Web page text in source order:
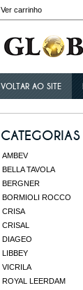
Ver carrinho
VOLTAR AO SITE
CATEGORIAS
AMBEV
BELLA TAVOLA
BERGNER
BORMIOLI ROCCO
CRISA
CRISAL
DIAGEO
LIBBEY
VICRILA
ROYAL LEERDAM